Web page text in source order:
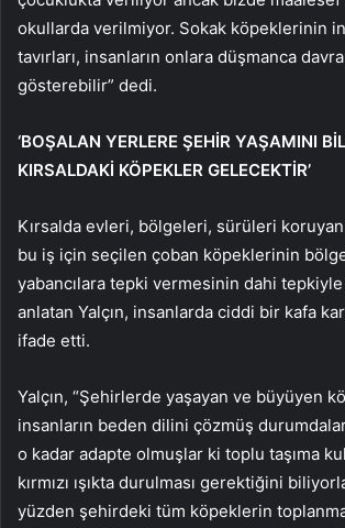
okullarda verilmiyor. Sokak köpeklerinin
tavırları, insanların onlara düşmanca
gösterebilir” dedi.
‘BOŞALAN YERLERE ŞEHİR YAŞAMINI
KIRSALDAKİ KÖPEKLER GELECEKTİR’
Kırsalda evleri, bölgeleri, sürüleri koruyan
bu iş için seçilen çoban köpeklerinin
yabancılara tepki vermesinin dahi tepkiyle
anlatan Yalçın, insanlarda ciddi bir kafa
ifade etti.
Yalçın, “Şehirlerde yaşayan ve büyüyen
insanların beden dilini çözmüş
o kadar adapte olmuşlar ki toplu taşıma
kırmızı ışıkta durulması gerektiğini
yüzden şehirdeki tüm köpeklerin